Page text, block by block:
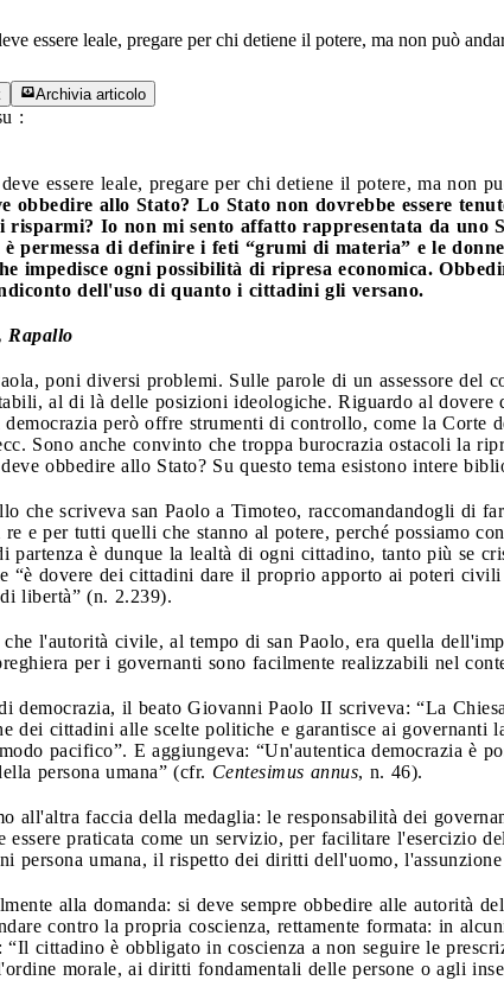
essere leale, pregare per chi detiene il potere, ma non può
Archivia articolo
:
essere leale, pregare per chi detiene il potere, ma non
obbedire allo Stato? Lo Stato non dovrebbe essere
risparmi? Io non mi sento affatto rappresentata da uno
permessa di definire i feti “grumi di materia” e le
impedisce ogni possibilità di ripresa economica.
dell'uso di quanto i cittadini gli versano.
Rapallo
poni diversi problemi. Sulle parole di un assessore
al di là delle posizioni ideologiche. Riguardo al
democrazia però offre strumenti di controllo, come la Corte
Sono anche convinto che troppa burocrazia ostacoli la
obbedire allo Stato? Su questo tema esistono intere
che scriveva san Paolo a Timoteo, raccomandandogli di
e per tutti quelli che stanno al potere, perché possiamo
partenza è dunque la lealtà di ogni cittadino, tanto più se
“è dovere dei cittadini dare il proprio apporto ai poteri
libertà” (n. 2.239).
che l'autorità civile, al tempo di san Paolo, era quella
per i governanti sono facilmente realizzabili nel
democrazia, il beato Giovanni Paolo II scriveva: “La
dei cittadini alle scelte politiche e garantisce ai
pacifico”. E aggiungeva: “Un'autentica democrazia è
persona umana” (cfr. Centesimus annus, n. 46).
all'altra faccia della medaglia: le responsabilità dei
essere praticata come un servizio, per facilitare l'esercizio
persona umana, il rispetto dei diritti dell'uomo,
alla domanda: si deve sempre obbedire alle autorità
contro la propria coscienza, rettamente formata: in
“Il cittadino è obbligato in coscienza a non seguire le
morale, ai diritti fondamentali delle persone o agli